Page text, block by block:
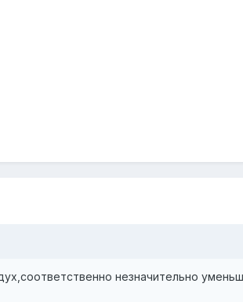
незначительно